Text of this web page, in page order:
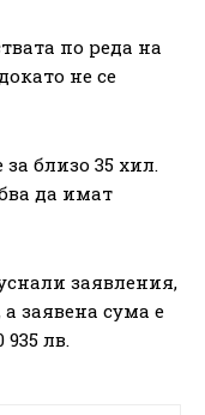
по реда на
не се
близо 35 хил.
да имат
заявления,
заявена сума е
лв.